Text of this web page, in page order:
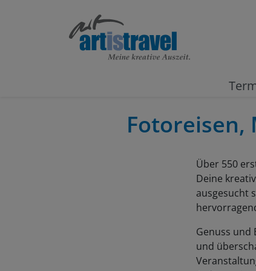
Über 550
Deine
ausgesucht
Genuss und
und